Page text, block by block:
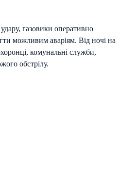
газовики оперативно
можливим аваріям. Від ночі на
комунальні служби,
обстрілу.